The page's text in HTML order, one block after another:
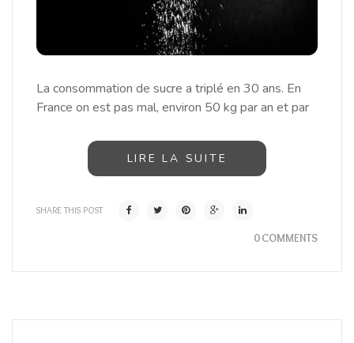
La consommation de sucre a triplé en 30 ans. En
France on est pas mal, environ 50 kg par an et par
LIRE LA SUITE
SHARE THIS POST
0 COMMENTS